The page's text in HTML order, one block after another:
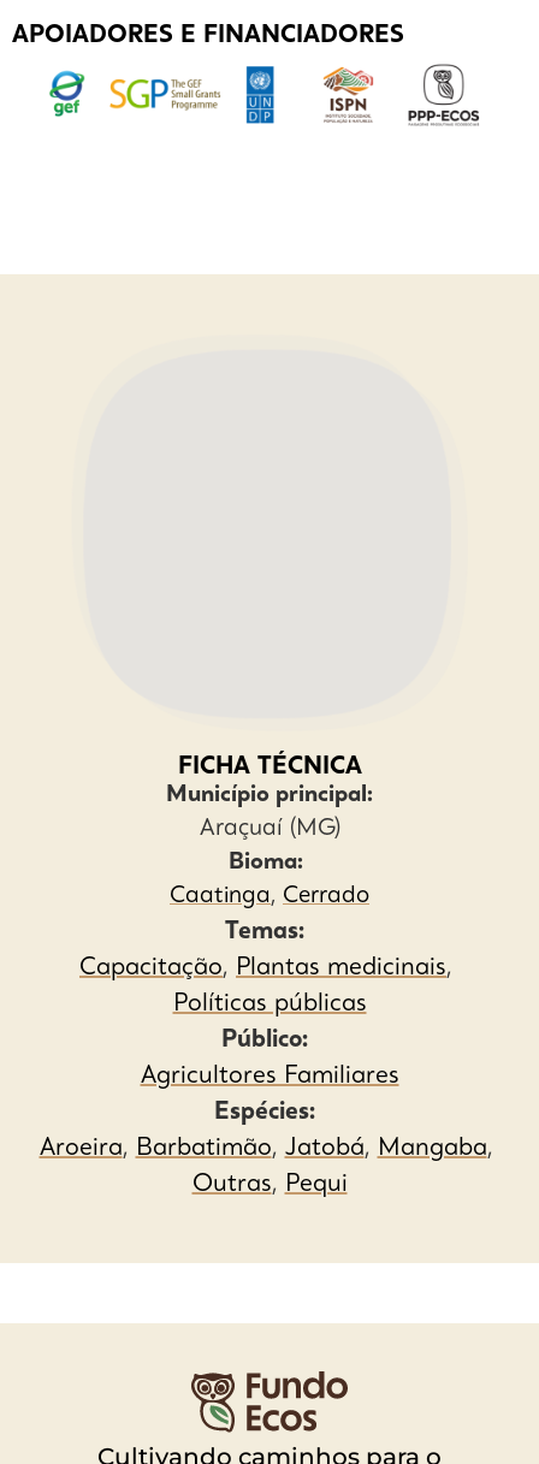
APOIADORES E FINANCIADORES
FICHA TÉCNICA
Município principal:
Araçuaí (MG)
Bioma:
Caatinga, Cerrado
Temas:
Capacitação, Plantas medicinais,
Políticas públicas
Público:
Agricultores Familiares
Espécies:
Aroeira, Barbatimão, Jatobá, Mangaba,
Outras, Pequi
Cultivando caminhos para o